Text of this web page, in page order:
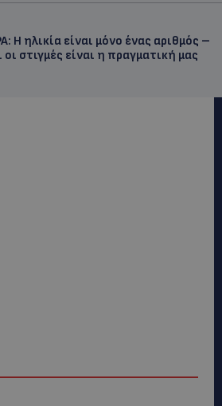
Η ηλικία είναι μόνο ένας αριθμός –
στιγμές είναι η πραγματική μας